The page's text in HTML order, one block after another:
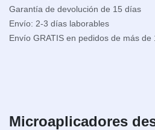
Garantía de devolución de 15 días
Envío: 2-3 días laborables
Envío GRATIS en pedidos de más de
Microaplicadores